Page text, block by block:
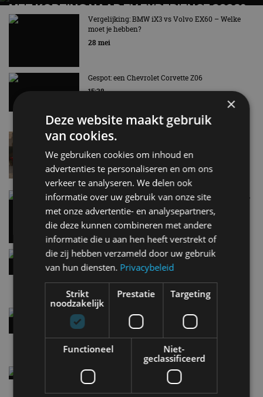
MET KORTING NAAR EV EXPERIENCE 2026?
AUTORAI REGELT HET!
EV Experience 2026 van 24 tot 26 september
Vergelijking: BMW iX3 vs Volvo EX60 – Welke
moet je hebben?
28 mei
Gespot: een Chevrolet Corvette Z06
15:38
Lamborghini Revuelto eert 60 jaar Miura met
6 aug
Carbon fibre op je laadkabel: nergens voor nodig,
en precies daarom geweldig
Hennessey Blackbird krijgt atmosferische V8 en
handbak: soms is eenvoud leuker
Audi A2 e-Tron mikt op verbruik van 12,8 kWh
per 100 kilometer
4 aug
Elektrische Geely E2 (tijdelijk) net zo goedkoop
als een Renault Twingo
4 aug
×
Deze website maakt gebruik
van cookies.
We gebruiken cookies om inhoud en
advertenties te personaliseren en om ons
verkeer te analyseren. We delen ook
informatie over uw gebruik van onze site
met onze advertentie- en analysepartners,
die deze kunnen combineren met andere
informatie die u aan hen heeft verstrekt of
die zij hebben verzameld door uw gebruik
van hun diensten. Privacybeleid
Strikt
noodzakelijk
Prestatie Targeting
Functioneel
Niet-
geclassificeerd